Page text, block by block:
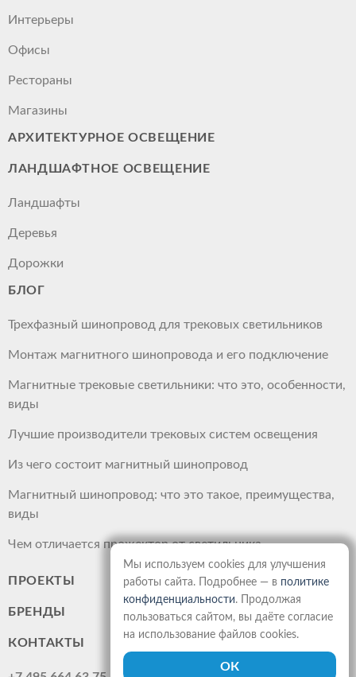
Интерьеры
Офисы
Рестораны
Магазины
АРХИТЕКТУРНОЕ ОСВЕЩЕНИЕ
ЛАНДШАФТНОЕ ОСВЕЩЕНИЕ
Ландшафты
Деревья
Дорожки
БЛОГ
Трехфазный шинопровод для трековых светильников
Монтаж магнитного шинопровода и его подключение
Магнитные трековые светильники: что это, особенности,
виды
Лучшие производители трековых систем освещения
Из чего состоит магнитный шинопровод
Магнитный шинопровод: что это такое, преимущества,
виды
Чем отличается прожектор от светильника
ПРОЕКТЫ
БРЕНДЫ
КОНТАКТЫ
Мы используем cookies для улучшения
работы сайта. Подробнее — в политике
конфиденциальности. Продолжая
пользоваться сайтом, вы даёте согласие
на использование файлов cookies.